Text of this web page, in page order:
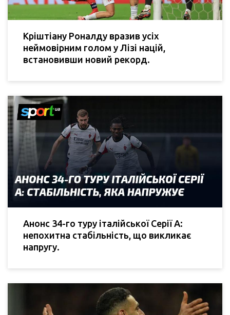
Кріштіану Роналду вразив усіх
неймовірним голом у Лізі націй,
встановивши новий рекорд.
Анонс 34-го туру італійської Серії А:
непохитна стабільність, що викликає
напругу.